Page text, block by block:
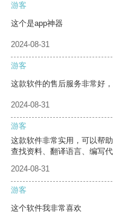
游客
这个是app神器
2024-08-31
游客
这款软件的售后服务非常好
2024-08-31
游客
这款软件非常实用，可以帮
查找资料、翻译语言、编写代
2024-08-31
游客
这个软件我非常喜欢